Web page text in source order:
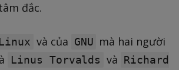
đắc.
Linux và của GNU mà hai người
Linus Torvalds và Richard